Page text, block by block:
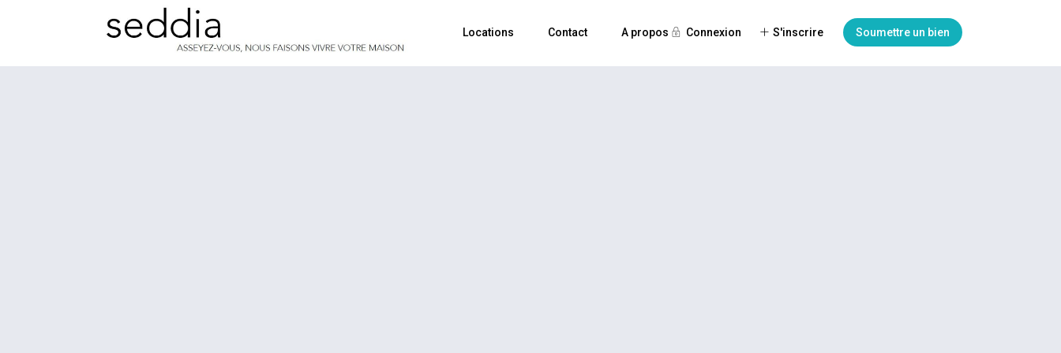
Connexion S'inscrire Soumettre un bien
Locations Contact A propos